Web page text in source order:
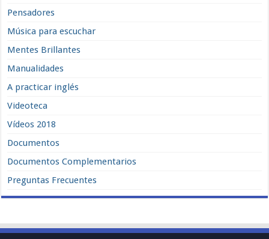
Pensadores
Música para escuchar
Mentes Brillantes
Manualidades
A practicar inglés
Videoteca
Vídeos 2018
Documentos
Documentos Complementarios
Preguntas Frecuentes